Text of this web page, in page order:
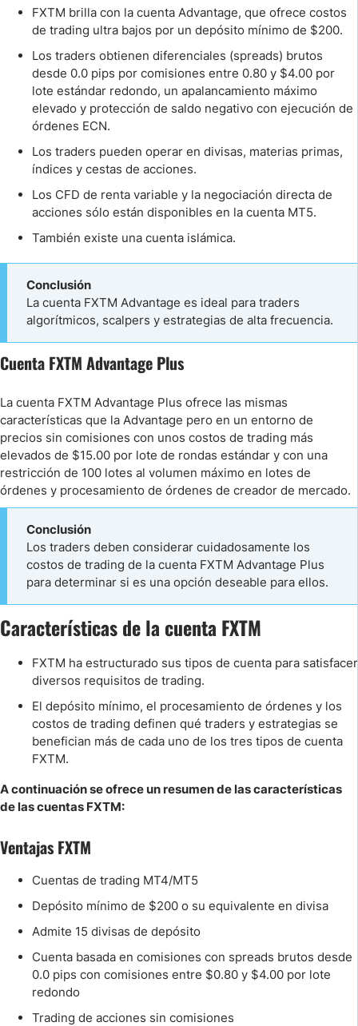
FXTM brilla con la cuenta Advantage, que ofrece costos
de trading ultra bajos por un depósito mínimo de $200.
Los traders obtienen diferenciales (spreads) brutos
desde 0.0 pips por comisiones entre 0.80 y $4.00 por
lote estándar redondo, un apalancamiento máximo
elevado y protección de saldo negativo con ejecución de
órdenes ECN.
Los traders pueden operar en divisas, materias primas,
índices y cestas de acciones.
Los CFD de renta variable y la negociación directa de
acciones sólo están disponibles en la cuenta MT5.
También existe una cuenta islámica.
Conclusión
La cuenta FXTM Advantage es ideal para traders
algorítmicos, scalpers y estrategias de alta frecuencia.
Cuenta FXTM Advantage Plus
La cuenta FXTM Advantage Plus ofrece las mismas
características que la Advantage pero en un entorno de
precios sin comisiones con unos costos de trading más
elevados de $15.00 por lote de rondas estándar y con una
restricción de 100 lotes al volumen máximo en lotes de
órdenes y procesamiento de órdenes de creador de mercado.
Conclusión
Los traders deben considerar cuidadosamente los
costos de trading de la cuenta FXTM Advantage Plus
para determinar si es una opción deseable para ellos.
Características de la cuenta FXTM
FXTM ha estructurado sus tipos de cuenta para satisfacer
diversos requisitos de trading.
El depósito mínimo, el procesamiento de órdenes y los
costos de trading definen qué traders y estrategias se
benefician más de cada uno de los tres tipos de cuenta
FXTM.
A continuación se ofrece un resumen de las características
de las cuentas FXTM:
Ventajas FXTM
Cuentas de trading MT4/MT5
Depósito mínimo de $200 o su equivalente en divisa
Admite 15 divisas de depósito
Cuenta basada en comisiones con spreads brutos desde
0.0 pips con comisiones entre $0.80 y $4.00 por lote
redondo
Trading de acciones sin comisiones